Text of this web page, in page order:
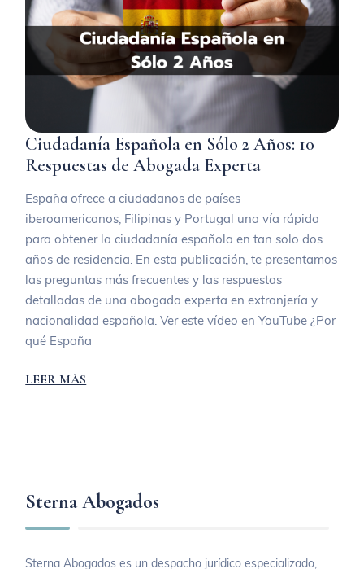
Ciudadanía Española en Sólo 2 Años: 10
Respuestas de Abogada Experta
España ofrece a ciudadanos de países
iberoamericanos, Filipinas y Portugal una vía rápida
para obtener la ciudadanía española en tan solo dos
años de residencia. En esta publicación, te presentamos
las preguntas más frecuentes y las respuestas
detalladas de una abogada experta en extranjería y
nacionalidad española. Ver este vídeo en YouTube ¿Por
qué España
LEER MÁS
Sterna Abogados
Sterna Abogados es un despacho jurídico especializado,